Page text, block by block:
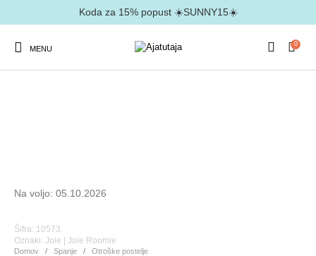
Koda za 15% popust ☀️SUNNY15☀️
MENU
0
Domov / Spanje / Otroške postelje
Na voljo: 05.10.2026
Šifra: 10573
Oznaki:Joie |Joie Roomie